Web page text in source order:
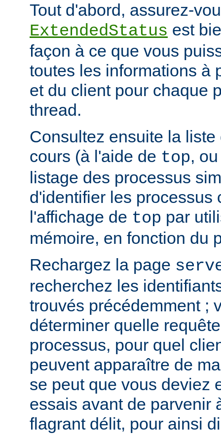
Tout d'abord, assurez-
ExtendedStatus est
façon à ce que vous
toutes les informations à
et du client pour chaque
thread.
Consultez ensuite la
cours (à l'aide de top,
listage des processus
d'identifier les processus
l'affichage de top par
mémoire, en fonction du
Rechargez la page
recherchez les
trouvés précédemment ;
déterminer quelle
processus, pour quel
peuvent apparaître de
se peut que vous deviez
essais avant de parvenir
flagrant délit, pour ainsi